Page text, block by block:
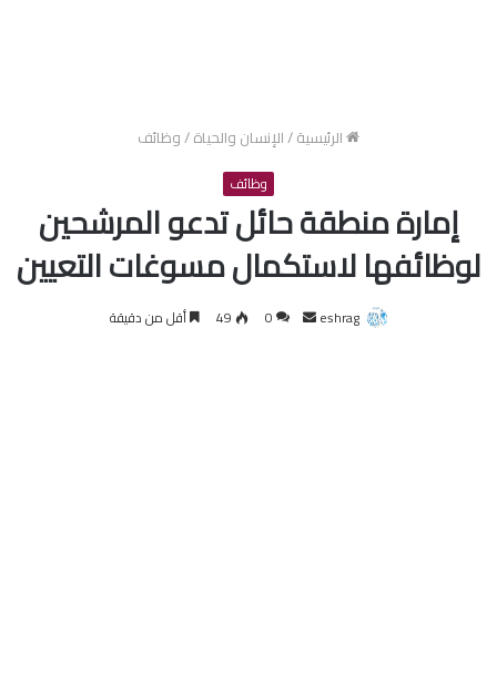
الرئيسية/الإنسان والحياة/وظائف
وظائف
إمارة منطقة حائل تدعو المرشحين
لوظائفها لاستكمال مسوغات التعيين
eshrag
أرسل 0
49 أقل من دقيقة